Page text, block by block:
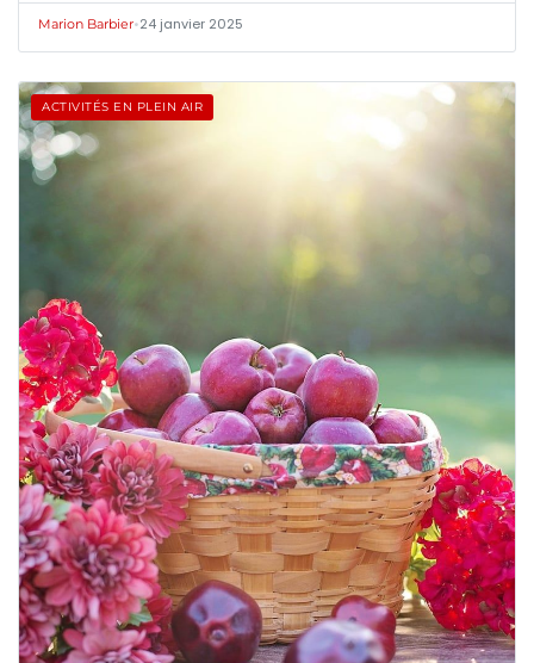
Marion Barbier•24 janvier 2025
ACTIVITÉS EN PLEIN AIR